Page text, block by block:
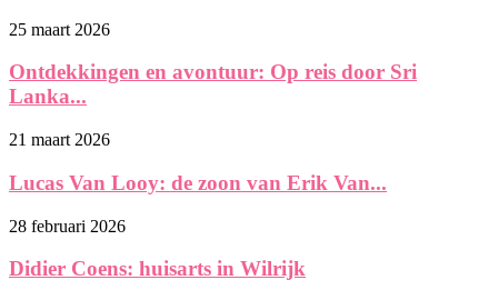
25 maart 2026
Ontdekkingen en avontuur: Op reis door Sri
Lanka...
21 maart 2026
Lucas Van Looy: de zoon van Erik Van...
28 februari 2026
Didier Coens: huisarts in Wilrijk